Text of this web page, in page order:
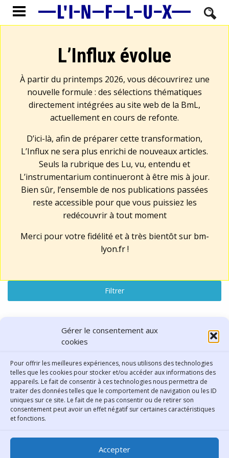
Gérer le consentement aux
cookies
Pour offrir les meilleures expériences, nous utilisons des technologies
telles que les cookies pour stocker et/ou accéder aux informations des
appareils. Le fait de consentir à ces technologies nous permettra de
traiter des données telles que le comportement de navigation ou les ID
uniques sur ce site. Le fait de ne pas consentir ou de retirer son
consentement peut avoir un effet négatif sur certaines caractéristiques
et fonctions.
Accepter
L’Influx évolue
À partir du printemps 2026, vous découvrirez une
nouvelle formule : des sélections thématiques
directement intégrées au site web de la BmL,
actuellement en cours de refonte.
D’ici-là, afin de préparer cette transformation,
L’Influx ne sera plus enrichi de nouveaux articles.
Seuls la rubrique des Lu, vu, entendu et
L’instrumentarium continueront à être mis à jour.
Bien sûr, l’ensemble de nos publications passées
reste accessible pour que vous puissiez les
redécouvrir à tout moment
Merci pour votre fidélité et à très bientôt sur bm-
lyon.fr!
Filtrer
Lu, vu, entendu
résultats : "Quartiers"
Réinitialiser la recherche
Bibliothèque municipale de